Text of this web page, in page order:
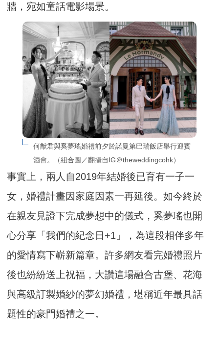
牆，宛如童話電影場景。
何猷君與奚夢瑤婚禮前夕於諾曼第巴瑞飯店舉行迎賓
酒會。（組合圖／翻攝自IG＠theweddingcohk）
事實上，兩人自2019年結婚後已育有一子一
女，婚禮計畫因家庭因素一再延後。如今終於
在親友見證下完成夢想中的儀式，奚夢瑤也開
心分享「我們的紀念日+1」，為這段相伴多年
的愛情寫下嶄新篇章。許多網友看完婚禮照片
後也紛紛送上祝福，大讚這場融合古堡、花海
與高級訂製婚紗的夢幻婚禮，堪稱近年最具話
題性的豪門婚禮之一。